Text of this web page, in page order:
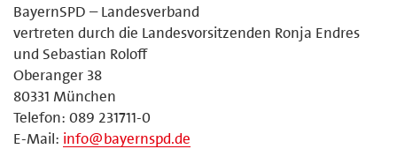
BayernSPD – Landesverband
vertreten durch die Landesvorsitzenden Ronja Endres
und Sebastian Roloff
Oberanger 38
80331 München
Telefon: 089 231711-0
E-Mail: info@bayernspd.de